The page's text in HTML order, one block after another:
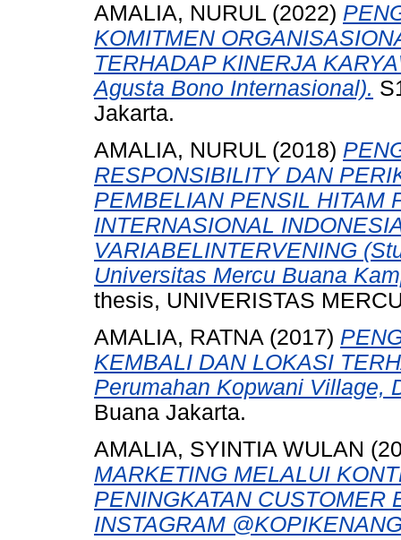
AMALIA, NURUL (2022)
KOMITMEN
TERHADAP KINERJA
Agusta Bono Internasional).
Jakarta.
AMALIA, NURUL (2018)
RESPONSIBILITY DAN
PEMBELIAN PENSIL HITAM
INTERNASIONAL
VARIABELINTERVENING
Universitas Mercu Buana
thesis, UNIVERISTAS
AMALIA, RATNA (2017)
KEMBALI DAN LOKASI
Perumahan Kopwani Village,
Buana Jakarta.
AMALIA, SYINTIA WULAN
MARKETING MELALUI
PENINGKATAN CUSTOMER
INSTAGRAM